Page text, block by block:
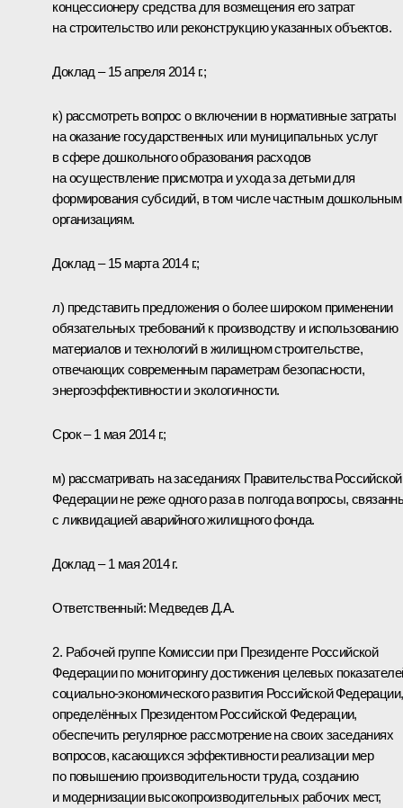
концессионеру средства для возмещения его затрат
на строительство или реконструкцию указанных объектов.
Доклад – 15 апреля 2014 г.;
к) рассмотреть вопрос о включении в нормативные затраты
на оказание государственных или муниципальных услуг
в сфере дошкольного образования расходов
на осуществление присмотра и ухода за детьми для
формирования субсидий, в том числе частным дошкольным
организациям.
Доклад – 15 марта 2014 г.;
л) представить предложения о более широком применении
обязательных требований к производству и использованию
материалов и технологий в жилищном строительстве,
отвечающих современным параметрам безопасности,
энергоэффективности и экологичности.
Срок – 1 мая 2014 г.;
м) рассматривать на заседаниях Правительства Российской
Федерации не реже одного раза в полгода вопросы,
с ликвидацией аварийного жилищного фонда.
Доклад – 1 мая 2014 г.
Ответственный: Медведев Д.А.
2. Рабочей группе Комиссии при Президенте Российской
Федерации по мониторингу достижения целевых
социально-экономического развития Российской Федерации,
определённых Президентом Российской Федерации,
обеспечить регулярное рассмотрение на своих заседаниях
вопросов, касающихся эффективности реализации мер
по повышению производительности труда, созданию
и модернизации высокопроизводительных рабочих мест,